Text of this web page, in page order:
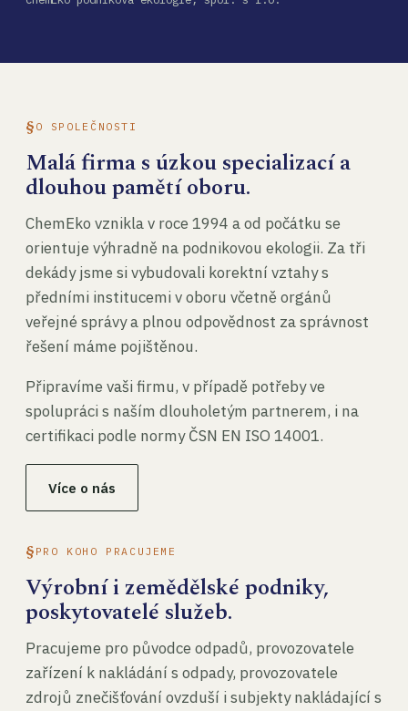
O SPOLEČNOSTI
Malá firma s úzkou specializací a
dlouhou pamětí oboru.
ChemEko vznikla v roce 1994 a od počátku se
orientuje výhradně na podnikovou ekologii. Za tři
dekády jsme si vybudovali korektní vztahy s
předními institucemi v oboru včetně orgánů
veřejné správy a plnou odpovědnost za správnost
řešení máme pojištěnou.
Připravíme vaši firmu, v případě potřeby ve
spolupráci s naším dlouholetým partnerem, i na
certifikaci podle normy ČSN EN ISO 14001.
Více o nás
PRO KOHO PRACUJEME
Výrobní i zemědělské podniky,
poskytovatelé služeb.
Pracujeme pro původce odpadů, provozovatele
zařízení k nakládání s odpady, provozovatele
zdrojů znečišťování ovzduší i subjekty nakládající s